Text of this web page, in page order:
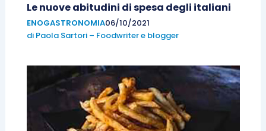
Le nuove abitudini di spesa degli italiani
ENOGASTRONOMIA06/10/2021
di Paola Sartori – Foodwriter e blogger